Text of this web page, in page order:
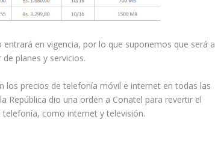
entrará en vigencia, por lo que suponemos que será a
planes y servicios.
los precios de telefonía móvil e internet en todas las
República dio una orden a Conatel para revertir el
como internet y televisión.